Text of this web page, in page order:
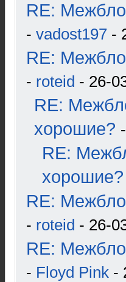
RE:
- vadost197 -
RE:
- roteid - 26-
RE:
хорошие? -
RE:
хорошие?
RE:
- roteid - 26-
RE:
- Floyd Pink -